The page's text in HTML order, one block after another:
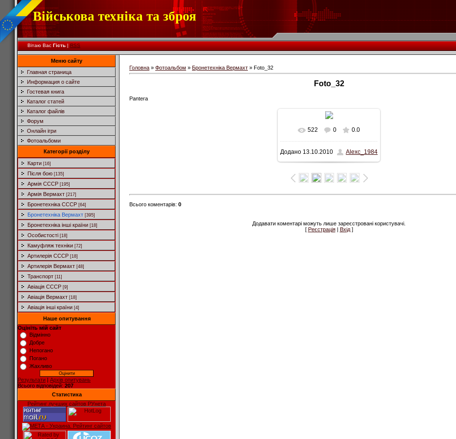
Військова техніка та зброя
Вітаю Вас Гість|RSS
Меню сайту
Главная страница
Информация о сайте
Гостевая книга
Каталог статей
Каталог файлів
Форум
Онлайн ігри
Фотоальбоми
Категорії розділу
Карти [16]
Після бою [135]
Армія СССР [195]
Армія Вермахт [217]
Бронетехніка СССР [64]
Бронетехніка Вермахт [395]
Бронетехніка інші країни [18]
Особистості [18]
Камуфляж техніки [72]
Артилерія СССР [18]
Артилерія Вермахт [48]
Транспорт [11]
Авіація СССР [9]
Авіація Вермахт [18]
Авіація інші країни [4]
Наше опитування
Оцініть мій сайт
Відмінно
Добре
Непогано
Погано
Жахливо
Результати | Архів опитувань
Всього відповідей: 207
Статистика
Рейтинг лучших сайтов РУнета
Головна » Фотоальбом » Бронетехніка Вермахт » Foto_32
Foto_32
Pantera
У реальному розмірі
648x389/ 48.9Kb
522 0 0.0
Додано 13.10.2010 Alexc_1984
Всього коментарів: 0
Додавати коментарі можуть лише зареєстровані користувачі.
[ Реєстрація| Вхід]